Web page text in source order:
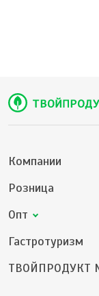
Компании
Розница
Опт
Гастротуризм
ТВОЙПРОДУКТ